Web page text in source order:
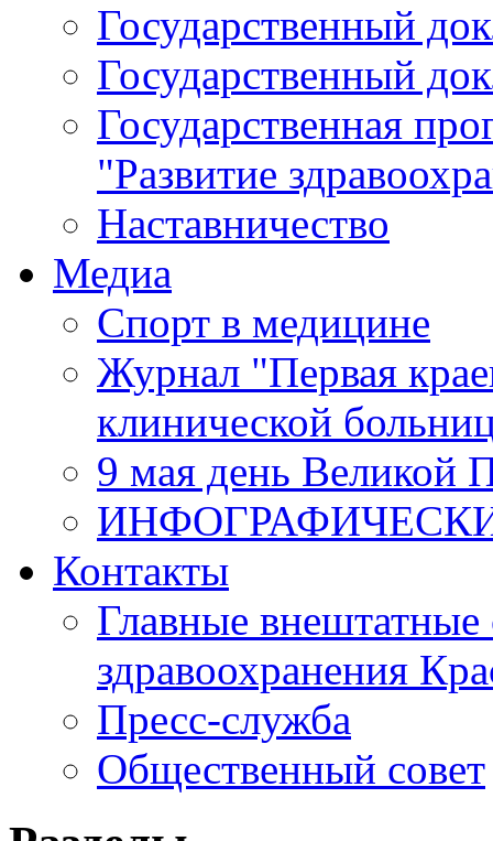
Государственный
Государственный
Государственная
"Развитие
Наставничество
Медиа
Спорт в медицине
Журнал "Первая
клинической
9 мая день Великой
Контакты
Главные внештатные
здравоохранения
Пресс-служба
Общественный совет